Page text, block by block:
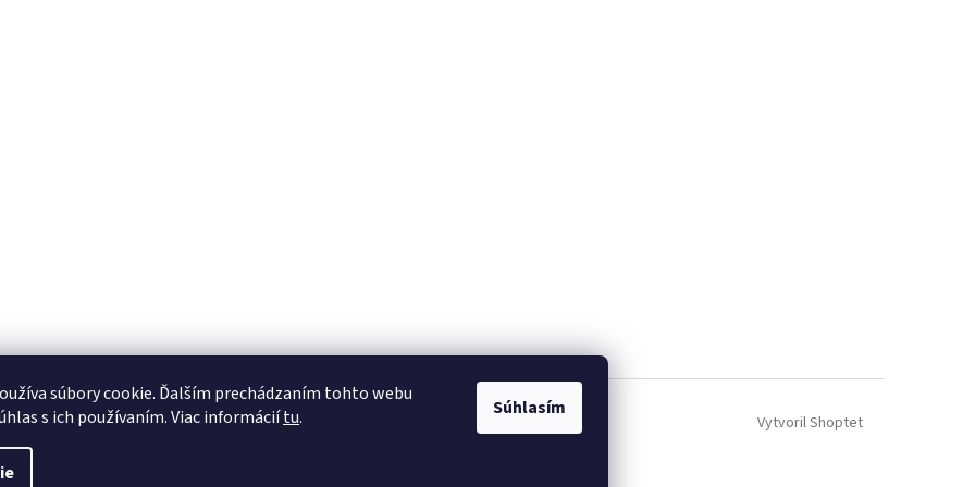
súbory cookie. Ďalším prechádzaním tohto webu
s ich používaním. Viac informáciítu. Súhlasím
Vytvoril Shoptet
nastavenie cookies